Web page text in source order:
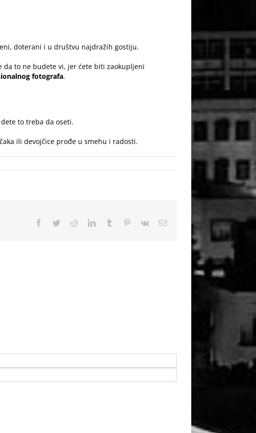
doterani i u društvu najdražih gostiju.
da to ne budete vi, jer ćete biti zaokupljeni
fotografa.
to treba da oseti.
ili devojčice prođe u smehu i radosti.
Facebook
TwitterRedditLinkedInTumblr Pinterest
Vk Email